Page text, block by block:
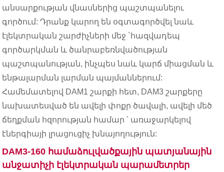
անսարքության վնասներից պաշտպանելու
գործում: Դրանք կարող են օգտագործվել նաև
էլեկտրական շարժիչների մեջ `հազվադեպ
գործարկման և ծանրաբեռնվածության
պաշտպանության, ինչպես նաև կարճ միացման և
ենթալարման լարման պայմաններում:
Համեմատելով DAM1 շարքի հետ, DAM3 շարքերը
նախատեսված են ավելի փոքր ծավալի, ավելի մեծ
ճեղքման հզորության համար ՝ առաջարկելով
էներգիայի լրացուցիչ խնայողություն:
DAM3-160 համաձուլվածքային պատյանային
անջատիչի էլեկտրական պարամետրեր